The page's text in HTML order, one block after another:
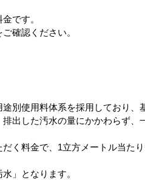
です。
確認ください。
別使用料体系を採用しており、
出した汚水の量にかかわらず、
く料金で、1立方メートル当た
」となります。